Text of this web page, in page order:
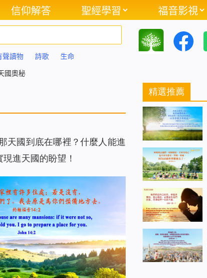
信仰解答 聖經學習 福音影視
聲讀物 詩歌 生命
國奧秘
天國到底在哪裡？什麼人能進
進天國的盼望！
精選推薦